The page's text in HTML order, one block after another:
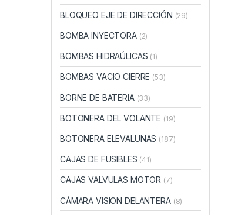
BLOQUEO EJE DE DIRECCIÓN (29)
BOMBA INYECTORA (2)
BOMBAS HIDRAÚLICAS (1)
BOMBAS VACIO CIERRE (53)
BORNE DE BATERIA (33)
BOTONERA DEL VOLANTE (19)
BOTONERA ELEVALUNAS (187)
CAJAS DE FUSIBLES (41)
CAJAS VALVULAS MOTOR (7)
CÁMARA VISION DELANTERA (8)